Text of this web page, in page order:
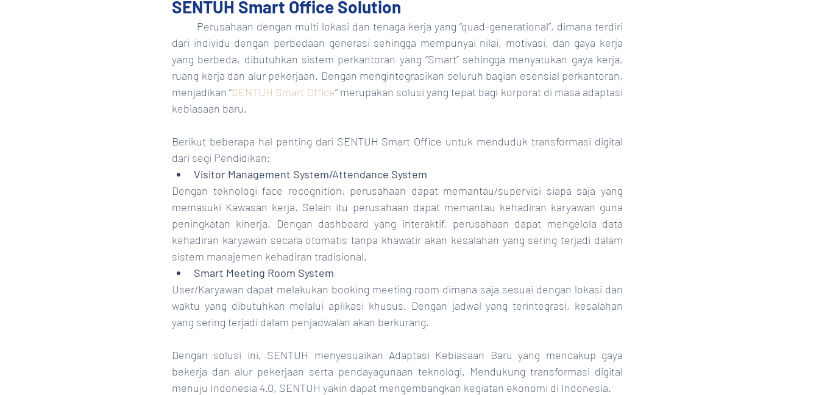
SENTUH Smart Office Solution
dari individu dengan perbedaan generasi sehingga mempunyai nilai, motivasi, dan gaya kerja
yang berbeda, dibutuhkan sistem perkantoran yang “Smart” sehingga menyatukan gaya kerja,
ruang kerja dan alur pekerjaan. Dengan mengintegrasikan seluruh bagian esensial perkantoran,
menjadikan “SENTUH Smart Office” merupakan solusi yang tepat bagi korporat di masa adaptasi
kebiasaan baru.
Berikut beberapa hal penting dari SENTUH Smart Office untuk menduduk transformasi digital
dari segi Pendidikan:
Visitor Management System/Attendance System
Dengan teknologi face recognition, perusahaan dapat memantau/supervisi siapa saja yang
memasuki Kawasan kerja. Selain itu perusahaan dapat memantau kehadiran karyawan guna
peningkatan kinerja. Dengan dashboard yang interaktif, perusahaan dapat mengelola data
kehadiran karyawan secara otomatis tanpa khawatir akan kesalahan yang sering terjadi dalam
sistem manajemen kehadiran tradisional.
Smart Meeting Room System
User/Karyawan dapat melakukan booking meeting room dimana saja sesuai dengan lokasi dan
waktu yang dibutuhkan melalui aplikasi khusus. Dengan jadwal yang terintegrasi, kesalahan
yang sering terjadi dalam penjadwalan akan berkurang.
Dengan solusi ini, SENTUH menyesuaikan Adaptasi Kebiasaan Baru yang mencakup gaya
bekerja dan alur pekerjaan serta pendayagunaan teknologi. Mendukung transformasi digital
menuju Indonesia 4.0, SENTUH yakin dapat mengembangkan kegiatan ekonomi di Indonesia.